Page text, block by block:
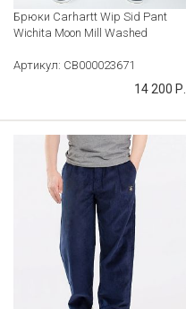
Брюки Carhartt Wip Sid Pant
Wichita Moon Mill Washed
Артикул: CB000023671
14 200 Р.